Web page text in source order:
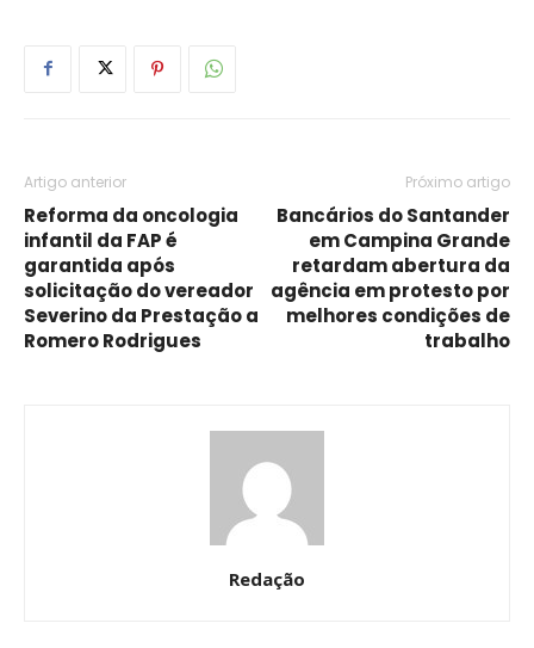
Artigo anterior
Reforma da oncologia
infantil da FAP é
garantida após
solicitação do vereador
Severino da Prestação a
Romero Rodrigues
Próximo artigo
Bancários do Santander
em Campina Grande
retardam abertura da
agência em protesto por
melhores condições de
trabalho
Redação